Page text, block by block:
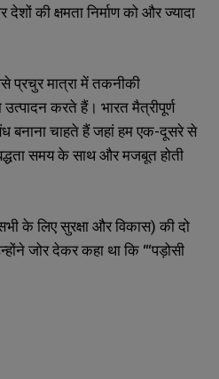
की क्षमता निर्माण को और ज्यादा
प्रचुर मात्रा में तकनीकी
उत्पादन करते हैं। भारत मैत्रीपूर्ण
बनाना चाहते हैं जहां हम एक-दूसरे से
समय के साथ और मजबूत होती
के लिए सुरक्षा और विकास) की दो
जोर देकर कहा था कि “‘पड़ोसी